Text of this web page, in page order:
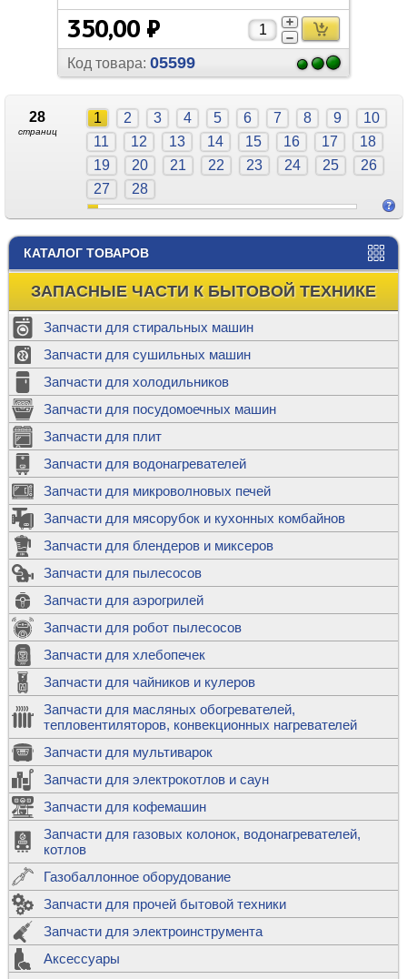
КАТАЛОГ ТОВАРОВ
ЗАПАСНЫЕ ЧАСТИ К БЫТОВОЙ ТЕХНИКЕ
Запчасти для стиральных машин
Запчасти для сушильных машин
Запчасти для холодильников
Запчасти для посудомоечных машин
Запчасти для плит
Запчасти для водонагревателей
Запчасти для микроволновых печей
Запчасти для мясорубок и кухонных комбайнов
Запчасти для блендеров и миксеров
Запчасти для пылесосов
Запчасти для аэрогрилей
Запчасти для робот пылесосов
Запчасти для хлебопечек
Запчасти для чайников и кулеров
Запчасти для масляных обогревателей,
тепловентиляторов, конвекционных нагревателей
Запчасти для мультиварок
Запчасти для электрокотлов и саун
Запчасти для кофемашин
Запчасти для газовых колонок, водонагревателей,
котлов
Газобаллонное оборудование
Запчасти для прочей бытовой техники
Запчасти для электроинструмента
Аксессуары
350,00 ₽
Код товара: 05599
28
страниц
1 2 3 4 5 6 7 8 9
10
11
12 13 14 15 16 17
18
19
20 21 22 23 24 25
26
27
28